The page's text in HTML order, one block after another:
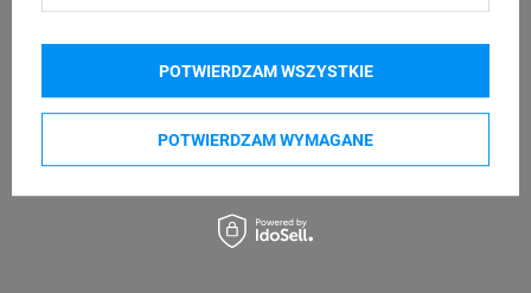
POTWIERDZAM WYMAGANE
POTWIERDZAM WSZYSTKIE